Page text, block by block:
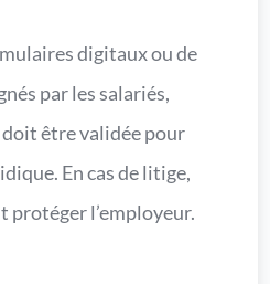
digitaux ou de
par les salariés,
être validée pour
En cas de litige,
protéger l’employeur.